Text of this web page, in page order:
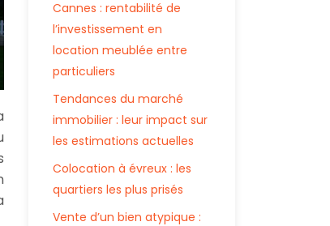
Cannes : rentabilité de
l’investissement en
location meublée entre
particuliers
Tendances du marché
immobilier : leur impact sur
les estimations actuelles
Colocation à évreux : les
quartiers les plus prisés
Vente d’un bien atypique :